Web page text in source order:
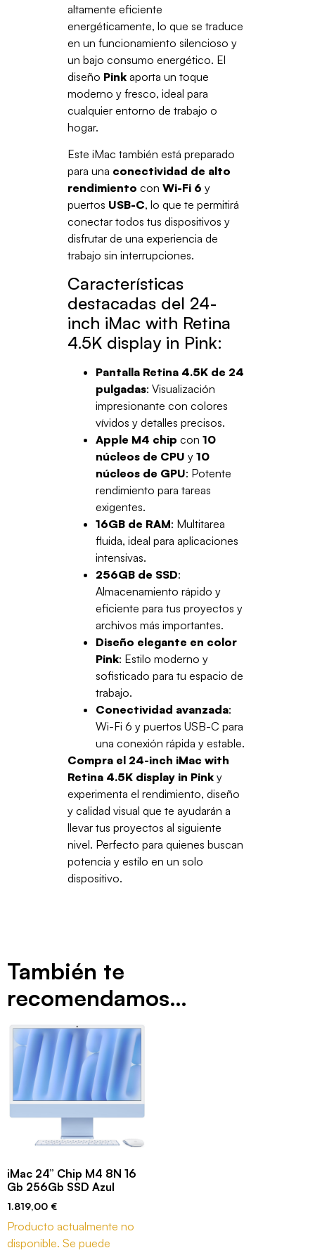
altamente eficiente
energéticamente, lo que se traduce
en un funcionamiento silencioso y
un bajo consumo energético. El
diseño Pinkaporta un toque
moderno y fresco, ideal para
cualquier entorno de trabajo o
hogar.
Este iMac también está preparado
para una conectividad de alto
rendimiento con Wi-Fi 6 y
puertos USB-C, lo que te permitirá
conectar todos tus dispositivos y
disfrutar de una experiencia de
trabajo sin interrupciones.
Características
destacadas del 24-
inch iMac with Retina
4.5K display in Pink:
Pantalla Retina 4.5K de 24
pulgadas: Visualización
impresionante con colores
vívidos y detalles precisos.
Apple M4 chip con 10
núcleos de CPU y 10
núcleos de GPU: Potente
rendimiento para tareas
exigentes.
16GB de RAM: Multitarea
fluida, ideal para aplicaciones
intensivas.
256GB de SSD:
Almacenamiento rápido y
eficiente para tus proyectos y
archivos más importantes.
Diseño elegante en color
Pink: Estilo moderno y
sofisticado para tu espacio de
trabajo.
Conectividad avanzada:
Wi-Fi 6 y puertos USB-C para
una conexión rápida y estable.
Compra el 24-inch iMac with
Retina 4.5K display in Pinky
experimenta el rendimiento, diseño
y calidad visual que te ayudarán a
llevar tus proyectos al siguiente
nivel. Perfecto para quienes buscan
potencia y estilo en un solo
dispositivo.
También te
recomendamos…
iMac 24” Chip M4 8N 16
Gb 256Gb SSD Azul
1.819,00 €
Producto actualmente no
disponible. Se puede